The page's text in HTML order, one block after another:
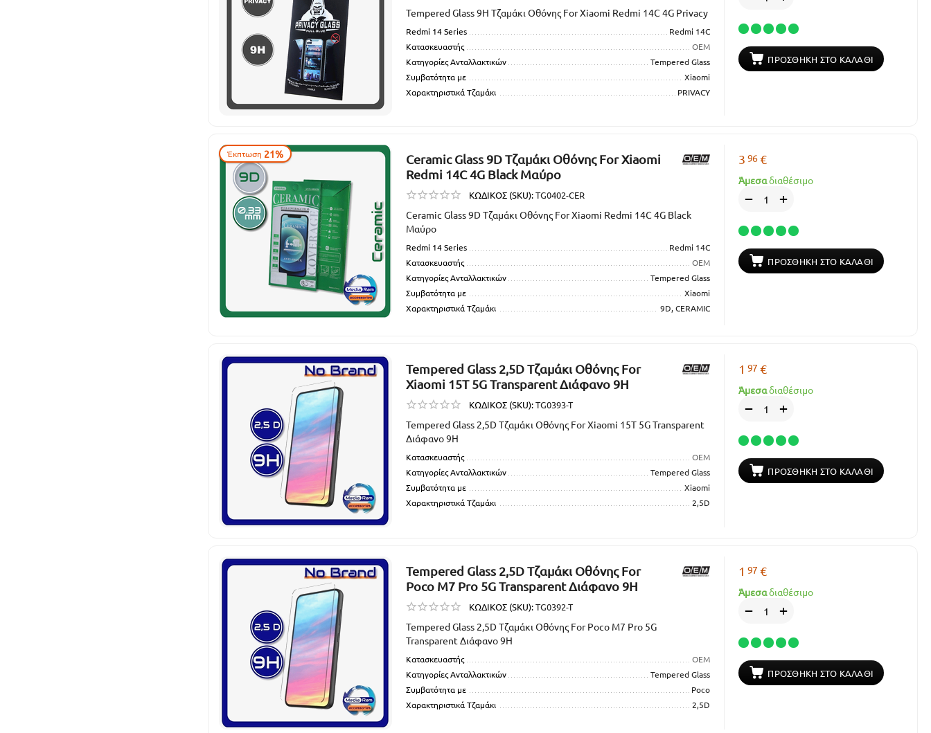
Tempered Glass 9H Τζαμάκι Οθόνης For Xiaomi Redmi 14C 4G Privacy
Redmi 14 Series
Redmi 14C
Κατασκευαστής
OEM
Κατηγορίες Ανταλλακτικών
Tempered Glass
Συμβατότητα με
Xiaomi
Χαρακτηριστικά Τζαμάκι
PRIVACY
ΠΡΟΣΘΉΚΗ ΣΤΟ ΚΑΛΆΘΙ
Έκπτωση 21%
Ceramic Glass 9D Τζαμάκι Οθόνης For Xiaomi
Redmi 14C 4G Black Μαύρο
ΚΩΔΙΚΟΣ (SKU):TG0402-CER
Ceramic Glass 9D Τζαμάκι Οθόνης For Xiaomi Redmi 14C 4G Black
Μαύρο
Redmi 14 Series
Redmi 14C
Κατασκευαστής
OEM
Κατηγορίες Ανταλλακτικών
Tempered Glass
Συμβατότητα με
Xiaomi
Χαρακτηριστικά Τζαμάκι
9D, CERAMIC
3 96€
Άμεσαδιαθέσιμο
+
−
ΠΡΟΣΘΉΚΗ ΣΤΟ ΚΑΛΆΘΙ
Tempered Glass 2,5D Τζαμάκι Οθόνης For
Xiaomi 15T 5G Transparent Διάφανο 9H
ΚΩΔΙΚΟΣ (SKU):TG0393-T
Tempered Glass 2,5D Τζαμάκι Οθόνης For Xiaomi 15T 5G Transparent
Διάφανο 9H
Κατασκευαστής
OEM
Κατηγορίες Ανταλλακτικών
Tempered Glass
Συμβατότητα με
Xiaomi
Χαρακτηριστικά Τζαμάκι
2,5D
1 97 €
Άμεσαδιαθέσιμο
+
−
ΠΡΟΣΘΉΚΗ ΣΤΟ ΚΑΛΆΘΙ
Tempered Glass 2,5D Τζαμάκι Οθόνης For
Poco M7 Pro 5G Transparent Διάφανο 9H
ΚΩΔΙΚΟΣ (SKU):TG0392-T
Tempered Glass 2,5D Τζαμάκι Οθόνης For Poco M7 Pro 5G
Transparent Διάφανο 9H
Κατασκευαστής
OEM
Κατηγορίες Ανταλλακτικών
Tempered Glass
Συμβατότητα με
Poco
Χαρακτηριστικά Τζαμάκι
2,5D
1 97 €
Άμεσαδιαθέσιμο
+
−
ΠΡΟΣΘΉΚΗ ΣΤΟ ΚΑΛΆΘΙ